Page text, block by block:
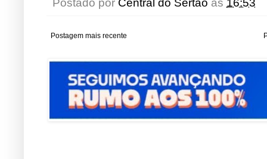
Postado por Central do Sertão às 16:53
Postagem mais recente